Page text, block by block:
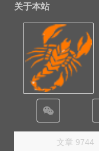
关于本站
文章 9744